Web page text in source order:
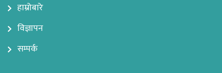
हाम्रोबारे
विज्ञापन
सम्पर्क